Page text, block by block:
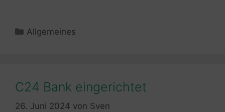
Kategorien
Allgemeines
C24 Bank eingerichtet
26. Juni 2024 von Sven